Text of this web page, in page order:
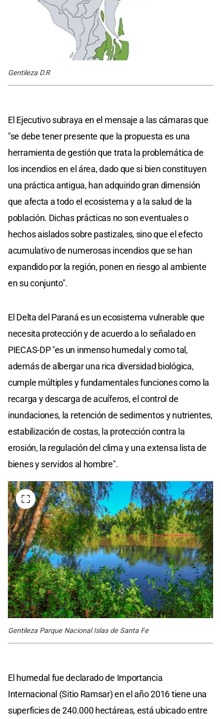
Gentileza D.R
El Ejecutivo subraya en el mensaje a las cámaras que
"se debe tener presente que la propuesta es una
herramienta de gestión que trata la problemática de
los incendios en el área, dado que si bien constituyen
una práctica antigua, han adquirido gran dimensión
que afecta a todo el ecosistema y a la salud de la
población. Dichas prácticas no son eventuales o
hechos aislados sobre pastizales, sino que el efecto
acumulativo de numerosas incendios que se han
expandido por la región, ponen en riesgo al ambiente
en su conjunto".
El Delta del Paraná es un ecosistema vulnerable que
necesita protección y de acuerdo a lo señalado en
PIECAS-DP "es un inmenso humedal y como tal,
además de albergar una rica diversidad biológica,
cumple múltiples y fundamentales funciones como la
recarga y descarga de acuíferos, el control de
inundaciones, la retención de sedimentos y nutrientes,
estabilización de costas, la protección contra la
erosión, la regulación del clima y una extensa lista de
bienes y servidos al hombre".
Gentileza Parque Nacional Islas de Santa Fe
El humedal fue declarado de Importancia
Internacional (Sitio Ramsar) en el año 2016 tiene una
superficies de 240.000 hectáreas, está ubicado entre